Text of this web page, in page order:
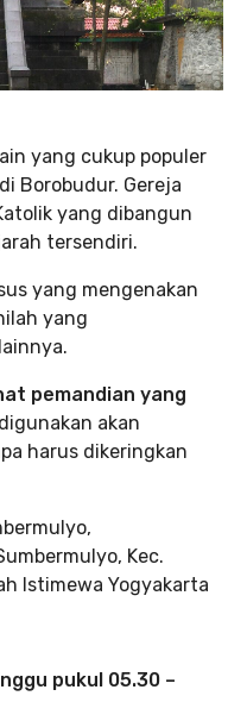
yang cukup populer
Borobudur. Gereja
yang dibangun
tersendiri.
yang mengenakan
yang
pemandian yang
akan
harus dikeringkan
Kec.
Istimewa Yogyakarta
pukul 05.30 –